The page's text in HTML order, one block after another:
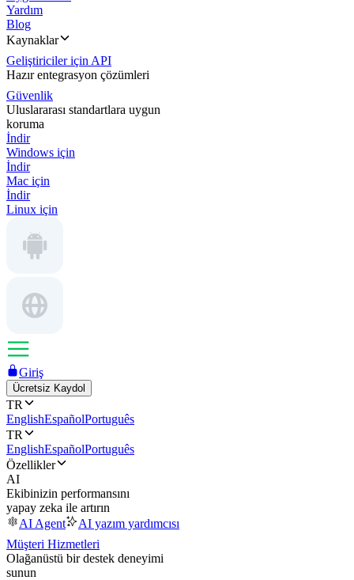
Yardım
Blog
Kaynaklar
Geliştiriciler için API
Hazır entegrasyon çözümleri
Güvenlik
Uluslararası standartlara uygun
koruma
İndir
Windows için
İndir
Mac için
İndir
Linux için
Giriş
Ücretsiz Kaydol
TR
EnglishEspañolPortuguês
TR
EnglishEspañolPortuguês
Özellikler
AI
Ekibinizin performansını
yapay zeka ile artırın
AI Agent
AI yazım yardımcısı
Müşteri Hizmetleri
Olağanüstü bir destek deneyimi
sunun